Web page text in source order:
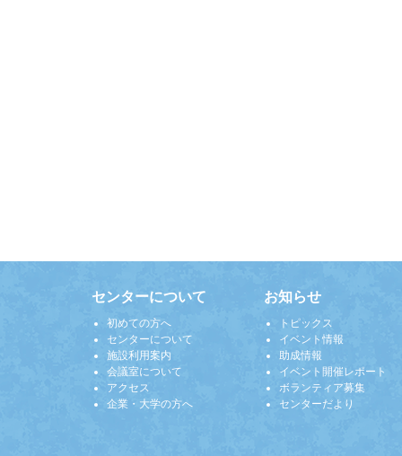
センターについて
初めての方へ
センターについて
施設利用案内
会議室について
アクセス
企業・大学の方へ
お知らせ
トピックス
イベント情報
助成情報
イベント開催レポート
ボランティア募集
センターだより